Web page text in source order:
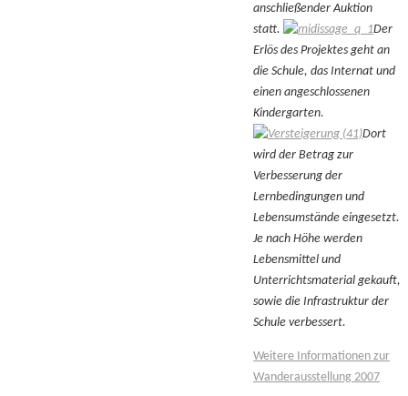
anschließender Auktion
statt.
Der
Erlös des Projektes geht an
die Schule, das Internat und
einen angeschlossenen
Kindergarten.
Dort
wird der Betrag zur
Verbesserung der
Lernbedingungen und
Lebensumstände eingesetzt.
Je nach Höhe werden
Lebensmittel und
Unterrichtsmaterial gekauft,
sowie die Infrastruktur der
Schule verbessert.
Weitere Informationen zur
Wanderausstellung 2007